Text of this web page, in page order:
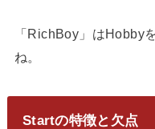
「RichBoy」はHobby
ね。
Startの特徴と欠点